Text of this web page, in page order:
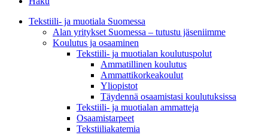
Tekstiili- ja muotiala Suomessa
Alan yritykset Suomessa – tutustu jäseniimme
Koulutus ja osaaminen
Tekstiili- ja muotialan koulutuspolut
Ammatillinen koulutus
Ammattikorkeakoulut
Yliopistot
Täydennä osaamistasi koulutuksissa
Tekstiili- ja muotialan ammatteja
Osaamistarpeet
Tekstiiliakatemia